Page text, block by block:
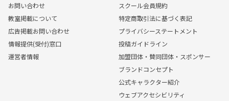
お問い合わせ
教室掲載について
広告掲載お問い合わせ
情報提供(受付)窓口
運営者情報
スクール会員規約
特定商取引法に基づく表記
プライバシーステートメント
投稿ガイドライン
加盟団体・賛同団体・スポンサー
ブランドコンセプト
公式キャラクター紹介
ウェブアクセシビリティ